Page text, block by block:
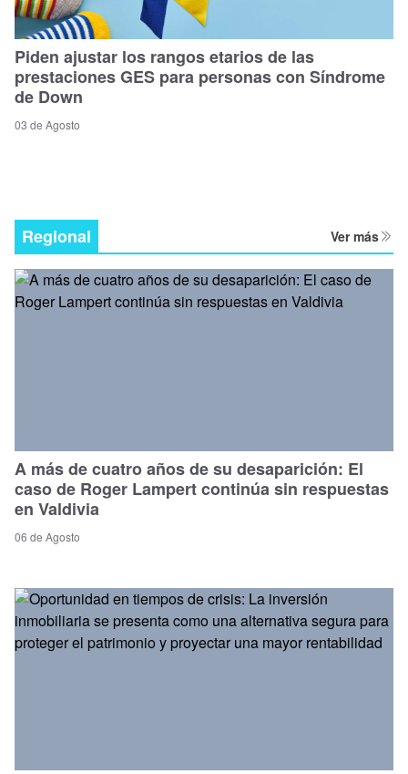
Piden ajustar los rangos etarios de las
prestaciones GES para personas con Síndrome
de Down
03 de Agosto
Regional Ver más
A más de cuatro años de su desaparición: El
caso de Roger Lampert continúa sin respuestas
en Valdivia
06 de Agosto